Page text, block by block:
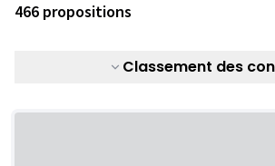
466 propositions
Classement des